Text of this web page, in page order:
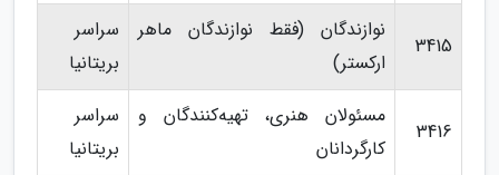
3415
نوازندگان (فقط نوازندگان ماهر
ارکستر)
سراسر
بریتانیا
3416
مسئولان هنری، تهیه‌کنندگان و
کارگردانان
سراسر
بریتانیا